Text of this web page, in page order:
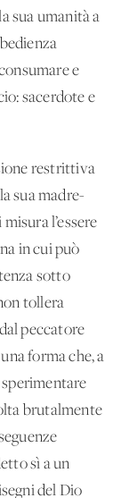
sua umanità a
e
sacerdote e
restrittiva
sua madre-
l’essere
in cui può
sotto
tollera
peccatore
forma che, a
sperimentare
brutalmente
sì a un
del Dio